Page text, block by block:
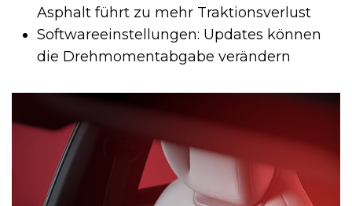
Asphalt führt zu mehr Traktionsverlust
Softwareeinstellungen: Updates können
die Drehmomentabgabe verändern